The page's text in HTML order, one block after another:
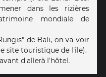
dans les rizières
mondiale de
de Bali, on va voir
site touristique de l'ile).
d'allerà l'hôtel.